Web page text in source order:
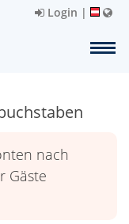
Login |
nach
Gäste